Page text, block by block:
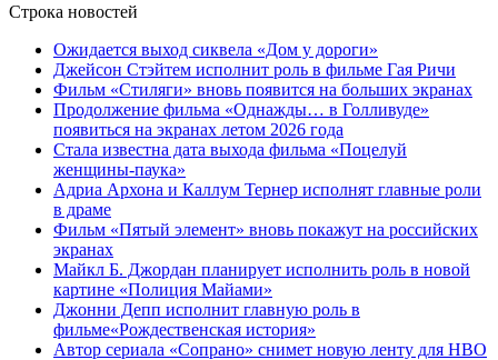
Строка новостей
Ожидается выход сиквела «Дом у дороги»
Джейсон Стэйтем исполнит роль в фильме Гая Ричи
Фильм «Стиляги» вновь появится на больших экранах
Продолжение фильма «Однажды… в Голливуде»
появиться на экранах летом 2026 года
Стала известна дата выхода фильма «Поцелуй
женщины-паука»
Адриа Архона и Каллум Тернер исполнят главные роли
в драме
Фильм «Пятый элемент» вновь покажут на российских
экранах
Майкл Б. Джордан планирует исполнить роль в новой
картине «Полиция Майами»
Джонни Депп исполнит главную роль в
фильме«Рождественская история»
Автор сериала «Сопрано» снимет новую ленту для HBO